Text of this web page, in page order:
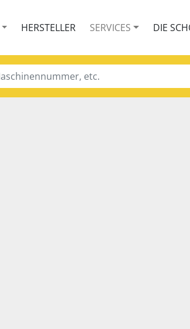
HERSTELLER SERVICES DIE